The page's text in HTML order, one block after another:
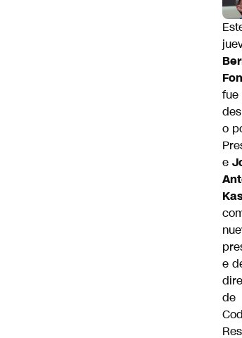
fue
o
e
e
de